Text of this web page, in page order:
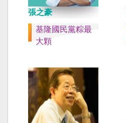
張之豪
基隆國民黨粽最
大顆